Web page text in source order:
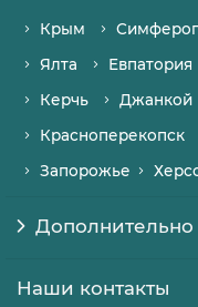
Крым
Ялта
Евпатория
Керчь
Джанкой
Красноперекопск
Запорожье
Дополнительно
Наши контакты